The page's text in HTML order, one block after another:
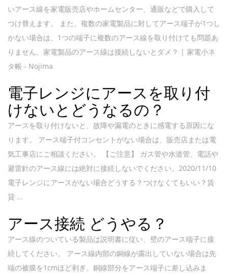
いアース線を家電販売店やホームセンター、通販などで購入して
つけ替えます。 また、複数の家電製品に対してアース端子が1つし
かない場合は、1つの端子に複数のアース線を取り付けても問題あ
りません。家電製品のアース線は接続しないとダメ？ | 家電小ネ
タ帳 - Nojima
電子レンジにアースを取り付
けないとどうなるの？
アースを取り付けないと、故障や漏電のときに感電する原因にな
ります。 アース端子付コンセントがない場合は、販売店または電
気工事店にご相談ください。 【ご注意】 ガス管や水道管、電話や
避雷針のアース線には絶対に接続しないでください。2020/11/10
電子レンジにアースがない場合どうする？つけなくてもいい？賃
貸 ...
アース接続 どうやる？
アース線のついている製品は説明書に従い、壁のアース端子に接
続してください。 アース線内部の銅線が露出していない場合は先
端の被膜を1cmほど剥ぎ、銅線部分をアース端子に差し込みま